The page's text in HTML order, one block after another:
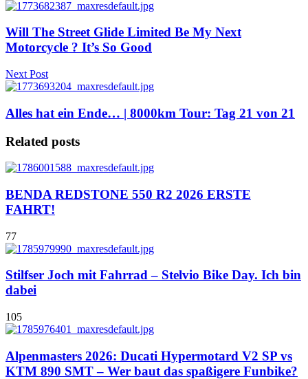
Will The Street Glide Limited Be My Next
Motorcycle ? It’s So Good
Next Post
Alles hat ein Ende… | 8000km Tour: Tag 21 von 21
Related posts
BENDA REDSTONE 550 R2 2026 ERSTE
FAHRT!
77
Stilfser Joch mit Fahrrad – Stelvio Bike Day. Ich bin
dabei
105
Alpenmasters 2026: Ducati Hypermotard V2 SP vs
KTM 890 SMT – Wer baut das spaßigere Funbike?